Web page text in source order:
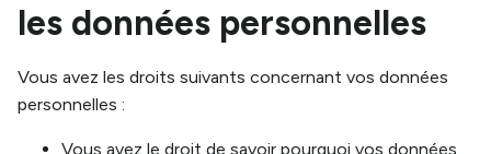
les données personnelles
Vous avez les droits suivants concernant vos données
personnelles :
Vous avez le droit de savoir pourquoi vos données